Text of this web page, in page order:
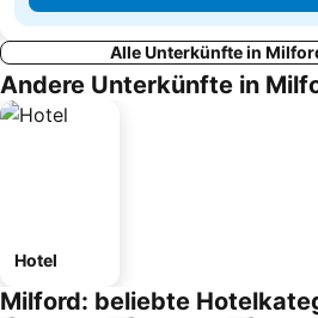
Alle Unterkünfte in
Andere Unterkünfte in
Hotel
Milford: beliebte